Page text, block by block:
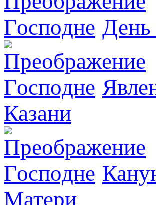
День
Казани
Матери